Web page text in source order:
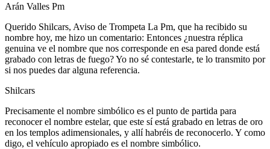
Arán Valles Pm
Querido Shilcars, Aviso de Trompeta La Pm, que ha recibido su
nombre hoy, me hizo un comentario: Entonces ¿nuestra réplica
genuina ve el nombre que nos corresponde en esa pared donde está
grabado con letras de fuego? Yo no sé contestarle, te lo transmito por
si nos puedes dar alguna referencia.
Shilcars
Precisamente el nombre simbólico es el punto de partida para
reconocer el nombre estelar, que este sí está grabado en letras de oro
en los templos adimensionales, y allí habréis de reconocerlo. Y como
digo, el vehículo apropiado es el nombre simbólico.